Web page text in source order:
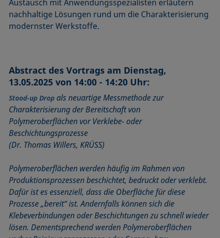
Austausch mit Anwendungsspezialisten erläutern
nachhaltige Lösungen rund um die Charakterisierung
modernster Werkstoffe.
Abstract des Vortrags am Dienstag,
13.05.2025 von 14:00 - 14:20 Uhr:
Stood-up Drop als neuartige Messmethode zur
Charakterisierung der Bereitschaft von
Polymeroberflächen vor Verklebe- oder
Beschichtungsprozesse
(Dr. Thomas Willers, KRÜSS)
Polymeroberflächen werden häufig im Rahmen von
Produktionsprozessen beschichtet, bedruckt oder verklebt.
Dafür ist es essenziell, dass die Oberfläche für diese
Prozesse „bereit“ ist. Andernfalls können sich die
Klebeverbindungen oder Beschichtungen zu schnell wieder
lösen. Dementsprechend werden Polymeroberflächen